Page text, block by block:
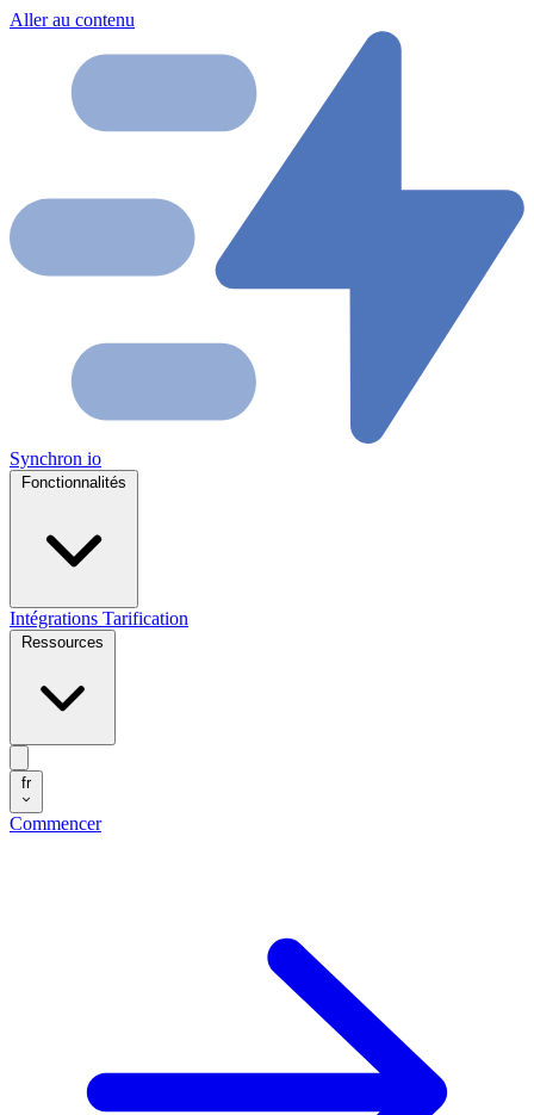
Aller au contenu
Synchron io
Intégrations Tarification
fr
Commencer